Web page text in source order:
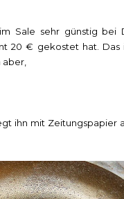
Sale sehr günstig
20 € gekostet hat. Das
ihn mit Zeitungspapier